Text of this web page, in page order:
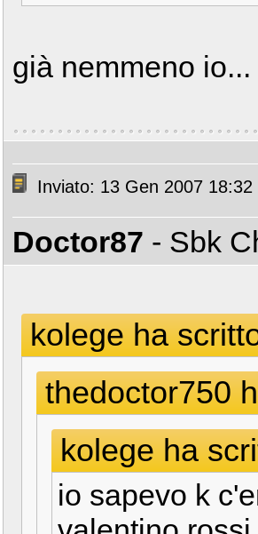
già nemmeno io...
Inviato: 13 Gen 2007 18:32
Doctor87 - Sbk
kolege ha
thedoctor750
kolege ha
io sapevo k